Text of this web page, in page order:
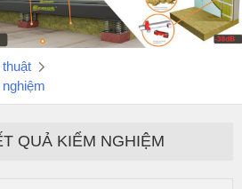
QUẢ KIỂM NGHIỆM